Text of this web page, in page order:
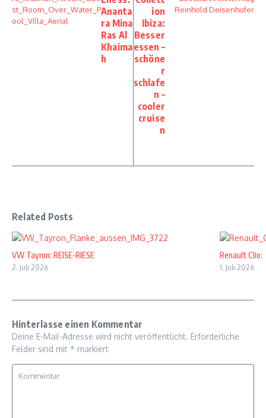
Ananta
ra Mina
Ras Al
Khaima
h
ion
Ibiza:
Besser
essen –
schöne
r
schlafe
n –
cooler
cruise
n
Related Posts
VW Tayron: REISE-RIESE
2. Juli 2026
Renault Clio:
1. Juli 2026
Hinterlasse einen Kommentar
Deine E-Mail-Adresse wird nicht veröffentlicht. Erforderliche
Felder sind mit * markiert